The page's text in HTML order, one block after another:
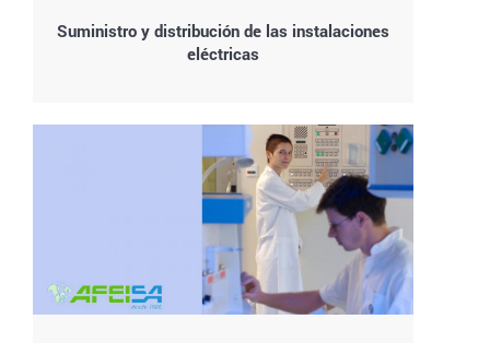
Suministro y distribución de las instalaciones
eléctricas